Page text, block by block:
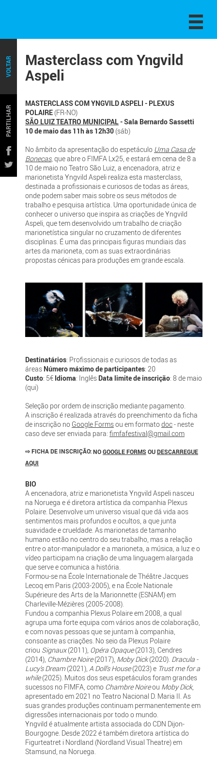
VOLTAR
PARTILHAR
Masterclass com Yngvild
Aspeli
MASTERCLASS COM YNGVILD ASPELI - PLEXUS
POLAIRE (FR-NO)
SÃO LUIZ TEATRO MUNICIPAL- Sala Bernardo Sassetti
10 de maio das 11h às 12h30(sáb)
No âmbito da apresentação do espetáculo Uma Casa de
Bonecas, que abre o FIMFA Lx25, e estará em cena de 8 a
10 de maio no Teatro São Luiz, a encenadora, atriz e
marionetista Yngvild Aspeli realiza esta masterclass,
destinada a profissionais e curiosos de todas as áreas,
onde podem saber mais sobre os seus métodos de
trabalho e pesquisa artística. Uma oportunidade única de
conhecer o universo que inspira as criações de Yngvild
Aspeli, que tem desenvolvido um trabalho de criação
marionetística singular no cruzamento de diferentes
disciplinas. É uma das principais figuras mundiais das
artes da marioneta, com as suas extraordinárias
propostas cénicas para produções em grande escala.
Destinatários: Profissionais e curiosos de todas as
áreas Número máximo de participantes: 20
Custo: 5€ Idioma: Inglês Data limite de inscrição: 8 de maio
(qui)
Seleção por ordem de inscrição mediante pagamento.
A inscrição é realizada através do preenchimento da ficha
de inscrição no Google Formsou em formatodoc- neste
caso deve ser enviada para: fimfafestival@gmail.com
⇨FICHA DE INSCRIÇÃO:NOGOOGLE FORMS OUDESCARREGUE
AQUI
BIO
A encenadora, atriz e marionetista Yngvild Aspeli nasceu
na Noruega e é diretora artística da companhia Plexus
Polaire. Desenvolve um universo visual que dá vida aos
sentimentos mais profundos e ocultos, a que junta
suavidade e crueldade. As marionetas de tamanho
humano estão no centro do seu trabalho, mas a relação
entre o ator-manipulador e a marioneta, a música, a luz e o
vídeo participam na criação de uma linguagem alargada
que serve e comunica a história.
Formou-se na École Internationale de Théâtre Jacques
Lecoq em Paris (2003-2005), e na École Nationale
Supérieure des Arts de la Marionnette (ESNAM) em
Charleville-Mézières (2005-2008).
Fundou a companhia Plexus Polaire em 2008, a qual
agrupa uma forte equipa com vários anos de colaboração,
e com novas pessoas que se juntam à companhia,
consoante as criações. No seio da Plexus Polaire
criou Signaux(2011), Opéra Opaque(2013), Cendres
(2014), Chambre Noire(2017), Moby Dick(2020). Dracula -
Lucy's Dream(2021), A Doll's House(2023) e Trust me for a
while(2025). Muitos dos seus espetáculos foram grandes
sucessos no FIMFA, como Chambre Noireou Moby Dick,
apresentado em 2021 no Teatro Nacional D. Maria II. As
suas grandes produções continuam permanentemente em
digressões internacionais por todo o mundo.
Yngvild é atualmente artista associada do CDN Dijon-
Bourgogne. Desde 2022 é também diretora artística do
Figurteatret i Nordland (Nordland Visual Theatre) em
Stamsund, na Noruega.